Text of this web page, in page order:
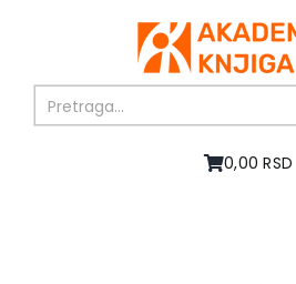
0,00 RSD